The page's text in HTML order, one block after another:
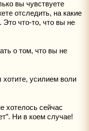
вы чувствуете
отследить, на какие
что-то, что вы не
о том, что вы не
хотите, усилием воли
хотелось сейчас
Ни в коем случае!